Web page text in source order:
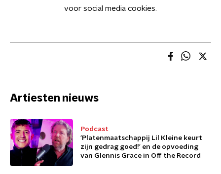
voor social media cookies.
Artiesten nieuws
Podcast
'Platenmaatschappij Lil Kleine keurt
zijn gedrag goed!' en de opvoeding
van Glennis Grace in Off the Record